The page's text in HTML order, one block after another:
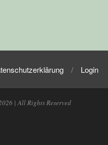
Login
| All Rights Reserved